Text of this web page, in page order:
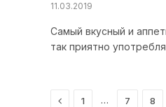
11.03.2019
Самый вкусный и
так приятно
Previous
1 … 7 8